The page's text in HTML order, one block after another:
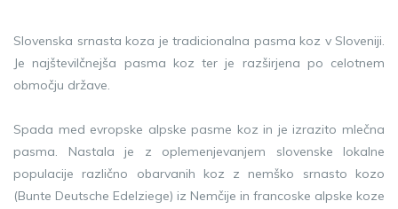
Slovenska srnasta koza je tradicionalna pasma koz v Sloveniji.
Je najštevilčnejša pasma koz ter je razširjena po celotnem
območju države.
Spada med evropske alpske pasme koz in je izrazito mlečna
pasma. Nastala je z oplemenjevanjem slovenske lokalne
populacije različno obarvanih koz z nemško srnasto kozo
(Bunte Deutsche Edelziege) iz Nemčije in francoske alpske koze